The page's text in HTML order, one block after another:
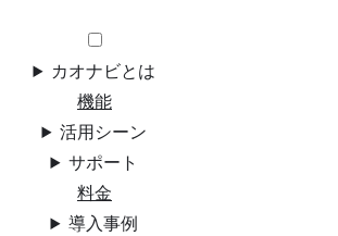
カオナビとは
機能
活用シーン
サポート
料金
導入事例